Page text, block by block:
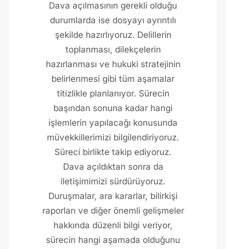
Dava açılmasının gerekli olduğu
durumlarda ise dosyayı ayrıntılı
şekilde hazırlıyoruz. Delillerin
toplanması, dilekçelerin
hazırlanması ve hukuki stratejinin
belirlenmesi gibi tüm aşamalar
titizlikle planlanıyor. Sürecin
başından sonuna kadar hangi
işlemlerin yapılacağı konusunda
müvekkillerimizi bilgilendiriyoruz.
Süreci birlikte takip ediyoruz.
Dava açıldıktan sonra da
iletişimimizi sürdürüyoruz.
Duruşmalar, ara kararlar, bilirkişi
raporları ve diğer önemli gelişmeler
hakkında düzenli bilgi veriyor,
sürecin hangi aşamada olduğunu